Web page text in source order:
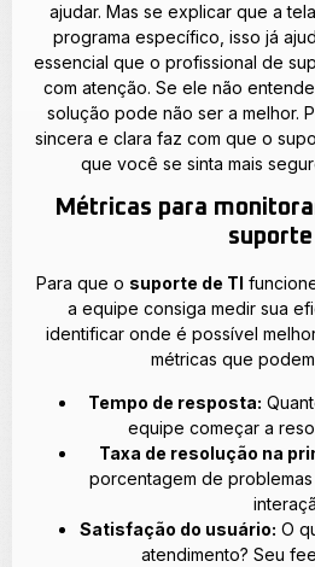
ajudar. Mas se explicar que a
programa específico, isso já
essencial que o profissional de
com atenção. Se ele não
solução pode não ser a melhor.
sincera e clara faz com que o
que você se sinta mais
Métricas para
suporte
Para que o suporte de TI
a equipe consiga medir sua
identificar onde é possível
métricas que
Tempo de resposta:
equipe começar a
Taxa de resolução na
porcentagem de
Satisfação do usuário: O
atendimento? Seu